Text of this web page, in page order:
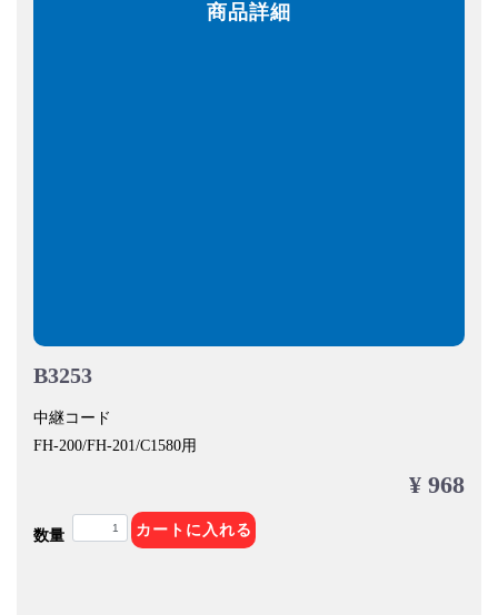
商品詳細
B3253
中継コード
FH-200/FH-201/C1580用
¥ 968
数量 カートに入れる